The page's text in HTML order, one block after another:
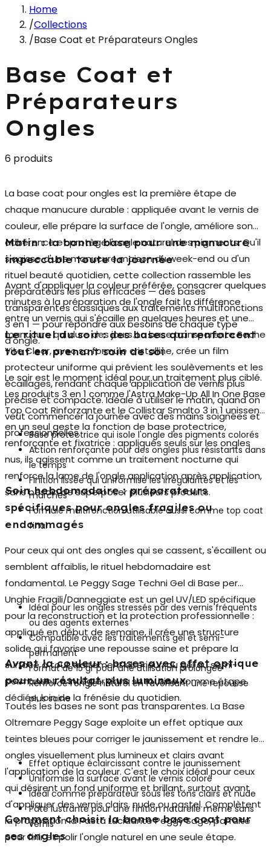
Home
/Collections
/Base Coat et Préparateurs Ongles
Base Coat et
Préparateurs
Ongles
6 produits
La base coat pour ongles est la première étape de
chaque manucure durable : appliquée avant le vernis de
couleur, elle prépare la surface de l'ongle, améliore son
adhérence et protège l'ongle naturel des pigments. Qu'il
s'agisse d'une manucure maison du week-end ou d'un
rituel beauté quotidien, cette collection rassemble les
préparateurs les plus efficaces — des bases
transparentes classiques aux traitements multifonctions
3 en 1 — pour répondre aux besoins de chaque type
d'ongle.
Matin : la bonne base pour une manucure
impeccable toute la journée
Avant d'appliquer la couleur préférée, consacrer quelques
minutes à la préparation de l'ongle fait la différence
entre un vernis qui s'écaille en quelques heures et une
manucure qui dure des jours. Labase transparenteSeche
Vite Clear, avec sa formule cristalline, crée un film
protecteur uniforme qui prévient les soulèvements et les
écaillages, rendant chaque application de vernis plus
précise et compacte. Idéale à utiliser le matin, quand on
veut commencer la journée avec des mains soignées et
professionnelles.
Le rituel du soir : des bases qui renforcent
tout en prenant soin de soi
Le soir est le moment idéal pour un traitement plus ciblé.
Les produits 3 en 1 comme l'Astra Make-Up All In One Base
Top Coat Rinforzante et le Collistar Smalto 3 in 1 unissent
en un seul geste la fonction de base protectrice,
renforçante et fixatrice : appliqués seuls sur les ongles
nus, ils agissent comme un traitement nocturne qui
renforce la lame de l'ongle application après application,
sans besoin de superposer plusieurs produits.
Base protectrice qui isole l'ongle des pigments colorés
Action renforçante pour des ongles plus résistants dans
le temps
Finition lissée qui uniformise les irrégularités et les
marches
Formule multifonction utilisable aussi comme top coat
final
Soin hebdomadaire : préparateurs
spécifiques pour ongles fragiles ou
endommagés
Pour ceux qui ont des ongles qui se cassent, s'écaillent ou
semblent affaiblis, le rituel hebdomadaire est
fondamental. Le Peggy Sage Techni Gel di Base per
Unghie Fragili/Danneggiate est un gel UV/LED spécifique
pour la reconstruction et la protection professionnelle :
appliqué en début de semaine, il crée une structure
solide qui favorise une repousse saine et prépare la
surface à tout traitement ultérieur, du gel au semi-
permanent. À intégrer dans sa routine comme étape
dédiée, loin de la frénésie du quotidien.
Idéal pour les ongles stressés par des vernis fréquents
ou des agents externes
Compatible avec les traitements gel et semi-
permanent
Format de 15 gr pour une utilisation prolongée
Renforce l'ongle naturel en favorisant une repousse
plus saine
Avant la couleur : bases avec effet optique
pour un résultat plus lumineux
Toutes les bases ne sont pas transparentes. La Base
Oltremare Peggy Sage exploite un effet optique aux
teintes bleues pour corriger le jaunissement et rendre les
ongles visuellement plus lumineux et clairs avant
l'application de la couleur. C'est le choix idéal pour ceux
qui désirent un fond uniforme et brillant, surtout avant
d'appliquer des vernis clairs, nude ou pastel. Complètent
la proposition la Pasta Lucidante Peggy Sage, parfaite
pour finir et polir l'ongle naturel en une seule étape.
Effet optique éclaircissant contre le jaunissement
Uniformise la surface avant le vernis coloré
Idéal comme préparateur sous les tons clairs et nude
Pâte lustrante pour une finition naturelle même sans
vernis
Comment choisir la bonne base coat pour
ses ongles